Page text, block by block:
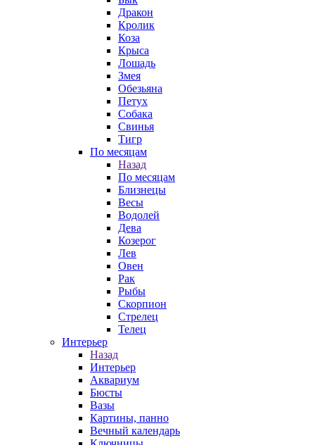
Дракон
Кролик
Коза
Крыса
Лошадь
Змея
Обезьяна
Петух
Собака
Свинья
Тигр
По месяцам
Назад
По месяцам
Близнецы
Весы
Водолей
Дева
Козерог
Лев
Овен
Рак
Рыбы
Скорпион
Стрелец
Телец
Интерьер
Назад
Интерьер
Аквариум
Бюсты
Вазы
Картины, панно
Вечный календарь